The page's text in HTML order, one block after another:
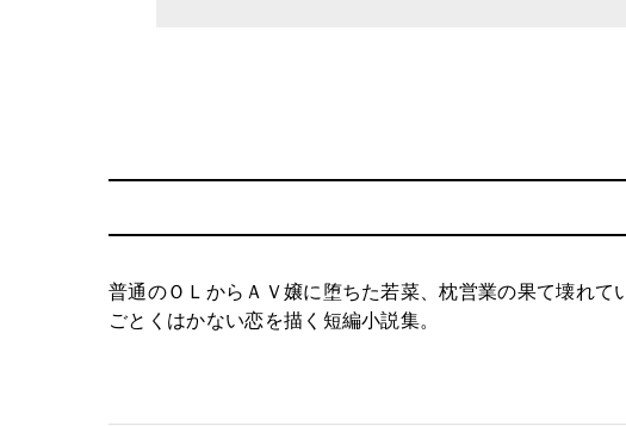
普通のＯＬからＡＶ嬢に堕ちた若菜、枕営業の果て壊れ
ごとくはかない恋を描く短編小説集。